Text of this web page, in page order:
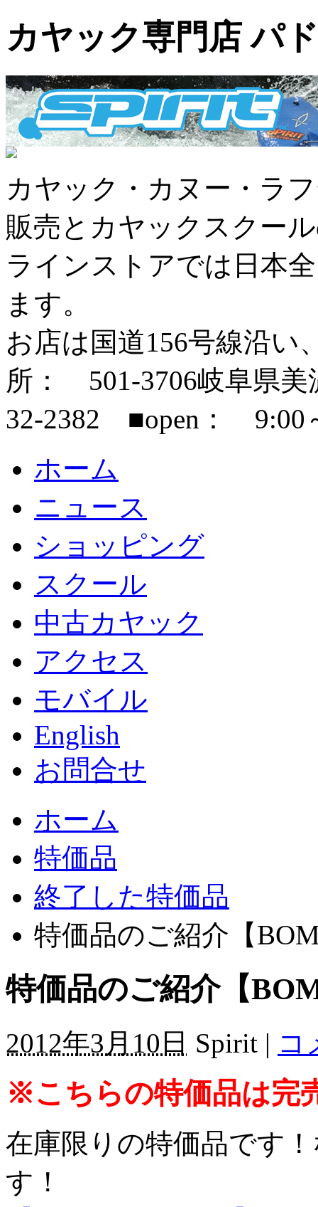
カヤック専門店 パ
カヤック・カヌー・ラ
販売とカヤックスクー
ラインストアでは日本
ます。
お店は国道156号線沿
所： 501-3706岐阜県
32-2382 ■open： 9:00
ホーム
ニュース
ショッピング
スクール
中古カヤック
アクセス
モバイル
English
お問合せ
ホーム
特価品
終了した特価品
特価品のご紹介【
特価品のご紹介【
2012年3月10日 Spirit | コ
※こちらの特価品は完
在庫限りの特価品です
す！